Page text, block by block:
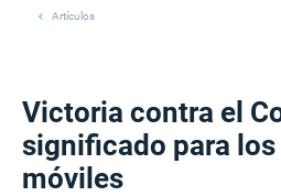
Artículos
Victoria contra el
significado para
móviles